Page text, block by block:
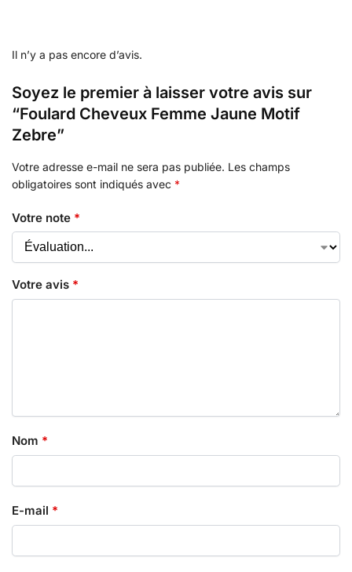
Il n’y a pas encore d’avis.
Soyez le premier à laisser votre avis sur
“Foulard Cheveux Femme Jaune Motif
Zebre”
Votre adresse e-mail ne sera pas publiée. Les champs
obligatoires sont indiqués avec *
Votre note *
Votre avis *
Nom *
E-mail *